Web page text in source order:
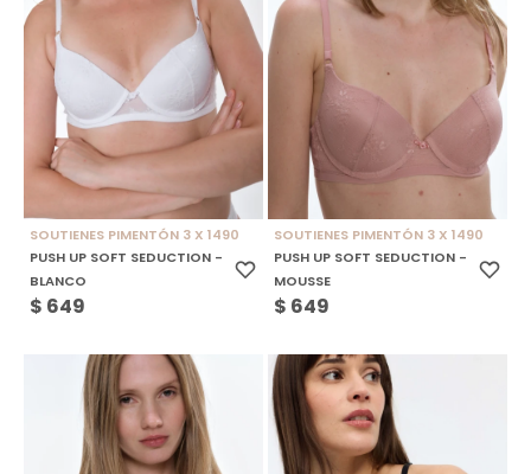
SOUTIENES PIMENTÓN 3 X 1490
PUSH UP SOFT SEDUCTION -
BLANCO
$ 649
SOUTIENES PIMENTÓN 3 X 1490
PUSH UP SOFT SEDUCTION -
MOUSSE
$ 649